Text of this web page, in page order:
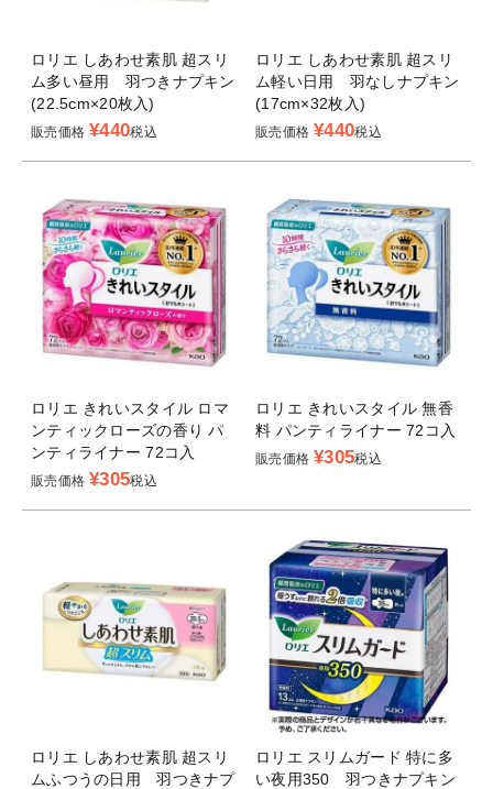
ロリエ しあわせ素肌 超スリ
ム多い昼用 羽つきナプキン
(22.5cm×20枚入)
販売価格 ¥440税込
ロリエ しあわせ素肌 超スリ
ム軽い日用 羽なしナプキン
(17cm×32枚入)
販売価格 ¥440税込
ロリエ きれいスタイル ロマ
ンティックローズの香り パ
ンティライナー 72コ入
販売価格 ¥305税込
ロリエ きれいスタイル 無香
料 パンティライナー 72コ入
販売価格 ¥305税込
ロリエ しあわせ素肌 超スリ
ムふつうの日用 羽つきナプ
ロリエ スリムガード 特に多
い夜用350 羽つきナプキン